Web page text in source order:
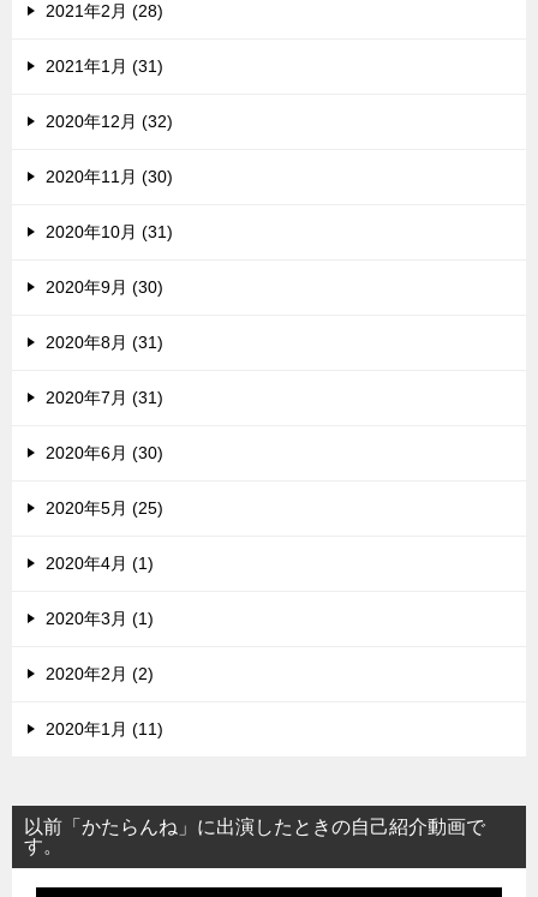
2021年2月 (28)
2021年1月 (31)
2020年12月 (32)
2020年11月 (30)
2020年10月 (31)
2020年9月 (30)
2020年8月 (31)
2020年7月 (31)
2020年6月 (30)
2020年5月 (25)
2020年4月 (1)
2020年3月 (1)
2020年2月 (2)
2020年1月 (11)
以前「かたらんね」に出演したときの自己紹介動画で
す。